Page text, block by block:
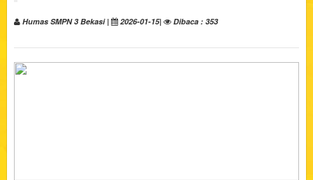
Humas SMPN 3 Bekasi | 2026-01-15| Dibaca : 353